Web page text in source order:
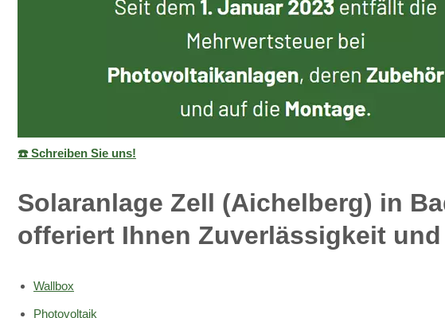
☎️ Schreiben Sie uns!
Solaranlage Zell (Aichelberg) in
offeriert Ihnen Zuverlässigkeit
Wallbox
Photovoltaik